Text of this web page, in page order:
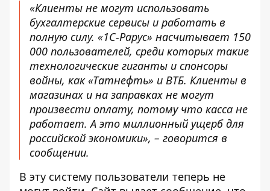
«Клиенты не могут использовать
бухгалтерские сервисы и работать в
полную силу. «1С-Рарус» насчитывает 150
000 пользователей, среди которых такие
технологические гиганты и спонсоры
войны, как «Татнефть» и ВТБ. Клиенты в
магазинах и на заправках не могут
произвести оплату, потому что касса не
работает. А это миллионный ущерб для
российской экономики», – говорится в
сообщении.
В эту систему пользователи теперь не